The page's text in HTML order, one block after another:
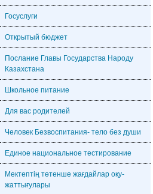
Госуслуги
Открытый бюджет
Послание Главы Государства Народу
Казахстана
Школьное питание
Для вас родителей
Человек Безвоспитания- тело без души
Единое национальное тестирование
Мектептің төтенше жағдайлар оқу-
жаттығулары